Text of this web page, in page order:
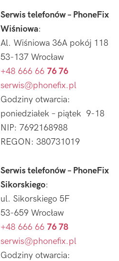
Serwis telefonów – PhoneFix
Wiśniowa:
Al. Wiśniowa 36A pokój 118
53-137 Wrocław
+48 666 66 76 76
serwis@phonefix.pl
Godziny otwarcia:
poniedziałek – piątek 9-18
NIP: 7692168988
REGON: 380731019
Serwis telefonów – PhoneFix
Sikorskiego:
ul. Sikorskiego 5F
53-659 Wrocław
+48 666 66 76 78
serwis@phonefix.pl
Godziny otwarcia: